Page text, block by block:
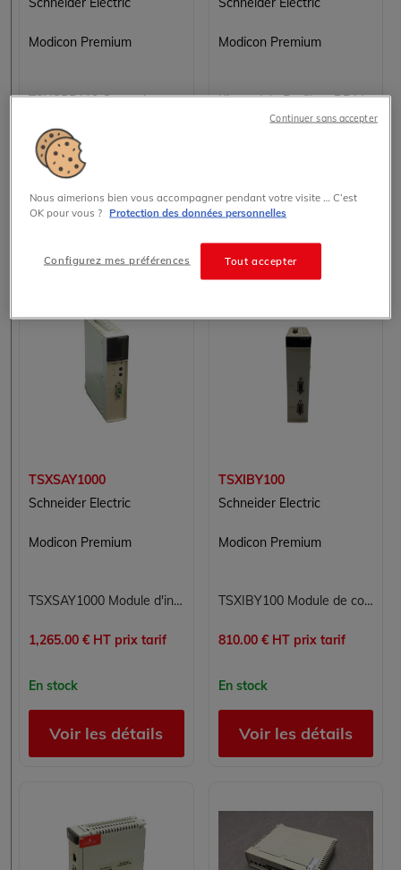
Modicon Premium
TSXCPP110 Carte de communication PCMCIA Modicon Premium Schneider Electric
1,225.00 € HT prix tarif
Modicon Premium
Kit module Profibus DP V0 pour automate Modicon Premium Schneider Electric TSXPBY100
TSXSAY1000
Schneider Electric
Modicon Premium
TSXSAY1000 Module d'interface Modicon Premium Schneider Electric
1,265.00 € HT prix tarif
En stock
Voir les détails
TSXIBY100
Schneider Electric
Modicon Premium
TSXIBY100 Module de communication Modicon Premium Schneider Electric
810.00 € HT prix tarif
En stock
Voir les détails
Nous aimerions bien vous accompagner pendant votre visite … C’est
OK pour vous ? Protection des données personnelles
Tout accepter
Configurez mes préférences
Continuer sans accepter